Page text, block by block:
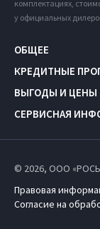
комплектациях,
у официальных
ОБЩЕЕ
КРЕДИТНЫЕ
ВЫГОДЫ И ЦЕНЫ
СЕРВИСНАЯ
© 2026, ООО
Правовая
Согласие на